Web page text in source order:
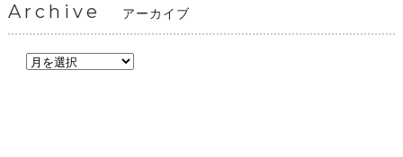
Archive アーカイブ